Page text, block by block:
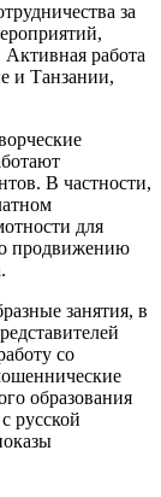
за
Активная работа
и Танзании,
В частности,
для
продвижению
занятия, в
со
образования
русской